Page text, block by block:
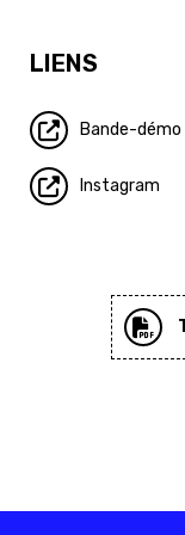
LIENS
Bande-démo
Instagram